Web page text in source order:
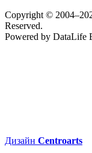
Copyright ©
Reserved.
Powered by DataLife
Дизайн Centroarts